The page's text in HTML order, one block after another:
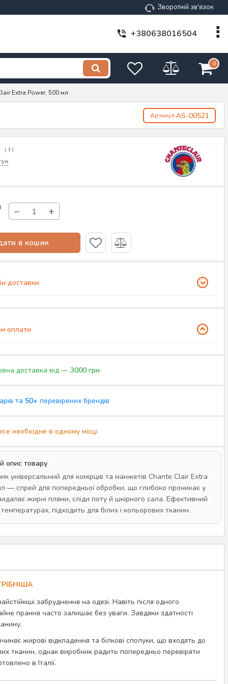
Зворотній зв'язок
+380638016504
0
Extra Power, 500 мл
Артикул:AS-00521
( 1 )
− +
в кошик
доставки
оплати
доставка від — 3000 грн
та 50+ перевірених брендів
необхідне в одному місці
опис товару
універсальний для комірців та манжетів Chante Clair Extra
— спрей для попередньої обробки, що глибоко проникає у
жирні плями, сліди поту й шкірного сала. Ефективний
підходить для білих і кольорових тканин.
забруднення на одязі. Навіть після одного
прання часто залишає без уваги. Завдяки здатності
жирові відкладення та білкові сполуки, що входять до
тканин, однак виробник радить попередньо перевіряти
в Італії.